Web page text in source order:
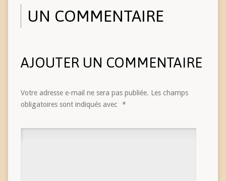
UN COMMENTAIRE
AJOUTER UN COMMENTAIRE
Votre adresse e-mail ne sera pas publiée. Les champs
obligatoires sont indiqués avec *